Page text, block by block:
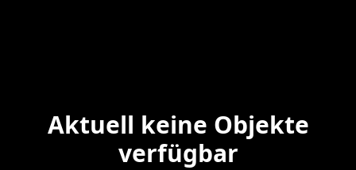
Aktuell keine Objekte
verfügbar